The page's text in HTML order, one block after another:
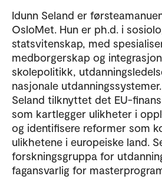
Idunn Seland er
OsloMet. Hun er ph.d. i
statsvitenskap, med
medborgerskap og
skolepolitikk,
nasjonale
Seland tilknyttet det EU-
som kartlegger ulikheter i
og identifisere reformer som
ulikhetene i europeiske land.
forskningsgruppa for
fagansvarlig for